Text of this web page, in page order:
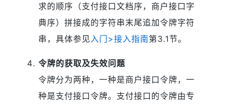
求的顺序（支付接口文档序，商户接口字
典序）拼接成的字符串末尾追加令牌字符
串，具体参见 入门>接入指南第3.1节。
令牌的获取及失效问题
令牌分为两种，一种是商户接口令牌，一
种是支付接口令牌。支付接口的令牌由专